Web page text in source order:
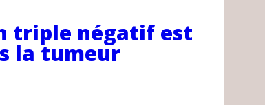
triple négatif est
la tumeur